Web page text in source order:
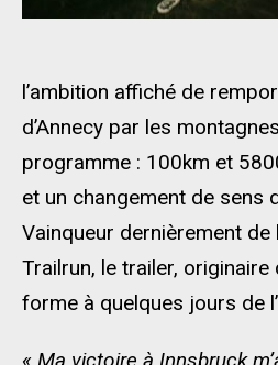
l’ambition affiché de
d’Annecy par les
programme : 100km et
et un changement de sens
Vainqueur dernièrement
Trailrun, le trailer, originaire
forme à quelques jours de